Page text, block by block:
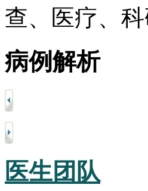
查、医疗、
病例解析
医生团队